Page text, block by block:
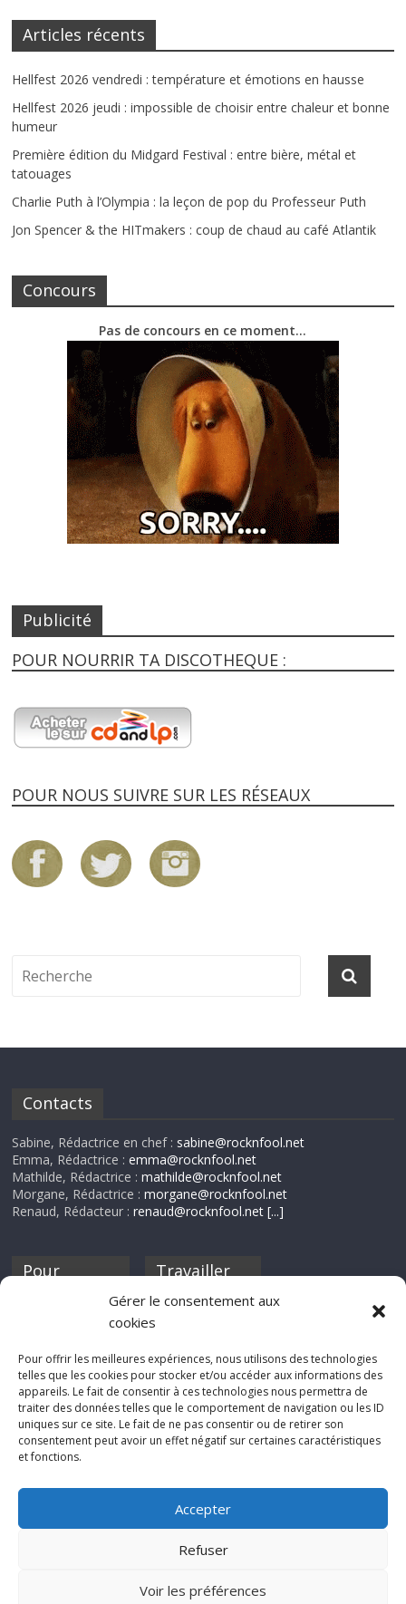
Gérer le consentement aux
cookies
Pour offrir les meilleures expériences, nous utilisons des technologies
telles que les cookies pour stocker et/ou accéder aux informations des
appareils. Le fait de consentir à ces technologies nous permettra de
traiter des données telles que le comportement de navigation ou les ID
uniques sur ce site. Le fait de ne pas consentir ou de retirer son
consentement peut avoir un effet négatif sur certaines caractéristiques
et fonctions.
Accepter
Refuser
Voir les préférences
Articles récents
Hellfest 2026 vendredi : température et émotions en hausse
Hellfest 2026 jeudi : impossible de choisir entre chaleur et bonne
humeur
Première édition du Midgard Festival : entre bière, métal et
tatouages
Charlie Puth à l’Olympia : la leçon de pop du Professeur Puth
Jon Spencer & the HITmakers : coup de chaud au café Atlantik
Concours
Pas de concours en ce moment…
Publicité
POUR NOURRIR TA DISCOTHEQUE :
POUR NOUS SUIVRE SUR LES RÉSEAUX
Contacts
Sabine, Rédactrice en chef : sabine@rocknfool.net
Emma, Rédactrice :emma@rocknfool.net
Mathilde, Rédactrice :mathilde@rocknfool.net
Morgane, Rédactrice :morgane@rocknfool.net
Renaud, Rédacteur :renaud@rocknfool.net [...]
Pour
discothèque
Travailler
Si tu souhaites
Rocknfool, n'hésite
pas à nous envoyer
tes chroniques de
concerts, de films,
séries ou des billets
d'humeur :